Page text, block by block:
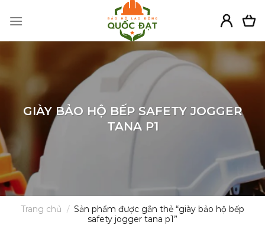
GIÀY BẢO HỘ BẾP SAFETY JOGGER
TANA P1
Trang chủ / Sản phẩm được gắn thẻ “giày bảo hộ bếp
safety jogger tana p1”